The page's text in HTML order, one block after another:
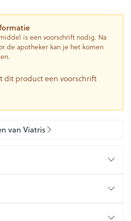
is een voorschrift nodig. Na
de apotheker kan je het komen
dit product een voorschrift
van Viatris